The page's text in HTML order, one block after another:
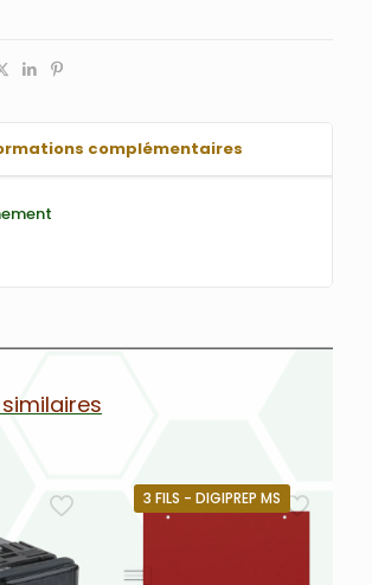
complémentaires
3 FILS - DIGIPREP MS